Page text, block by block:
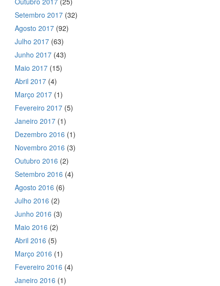
Setembro 2017 (32)
Agosto 2017 (92)
Julho 2017 (63)
Junho 2017 (43)
Maio 2017 (15)
Abril 2017 (4)
Março 2017 (1)
Fevereiro 2017 (5)
Janeiro 2017 (1)
Dezembro 2016 (1)
Novembro 2016 (3)
Outubro 2016 (2)
Setembro 2016 (4)
Agosto 2016 (6)
Julho 2016 (2)
Junho 2016 (3)
Maio 2016 (2)
Abril 2016 (5)
Março 2016 (1)
Fevereiro 2016 (4)
Janeiro 2016 (1)